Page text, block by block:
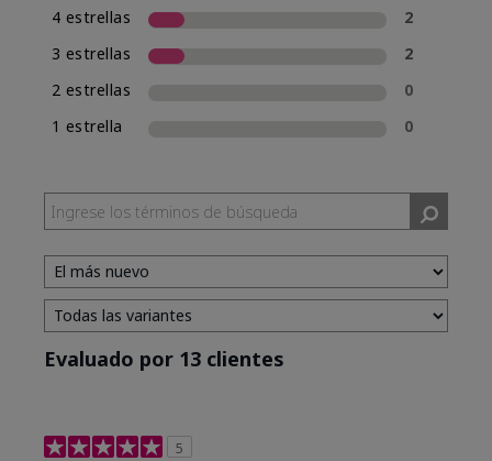
4 estrellas
2
3 estrellas
2
2 estrellas
0
1 estrella
0
Evaluado por 13 clientes
5